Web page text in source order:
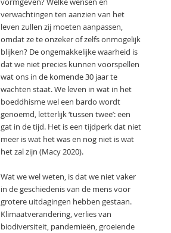
verwachtingen ten aanzien van het
leven zullen zij moeten aanpassen,
omdat ze te onzeker of zelfs onmogelijk
blijken? De ongemakkelijke waarheid is
dat we niet precies kunnen voorspellen
wat ons in de komende 30 jaar te
wachten staat. We leven in wat in het
boeddhisme wel een bardo wordt
genoemd, letterlijk ‘tussen twee’: een
gat in de tijd. Het is een tijdperk dat niet
meer is wat het was en nog niet is wat
het zal zijn (Macy 2020).
Wat we wel weten, is dat we niet vaker
in de geschiedenis van de mens voor
grotere uitdagingen hebben gestaan.
Klimaatverandering, verlies van
biodiversiteit, pandemieën, groeiende